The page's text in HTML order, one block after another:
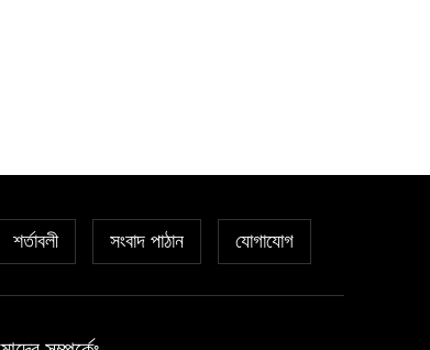
শর্তাবলী সংবাদ পাঠান যোগাযোগ